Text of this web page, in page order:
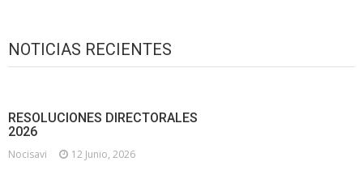
NOTICIAS RECIENTES
RESOLUCIONES DIRECTORALES
2026
Nocisavi 12 Junio, 2026